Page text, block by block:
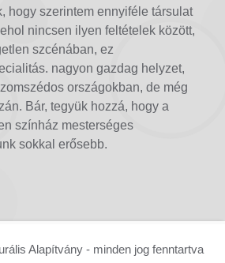
hogy szerintem ennyiféle társulat
nincsen ilyen feltételek között,
szcénában, ez
nagyon gazdag helyzet,
országokban, de még
Bár, tegyük hozzá, hogy a
színház mesterséges
sokkal erősebb.
Alapítvány - minden jog fenntartva